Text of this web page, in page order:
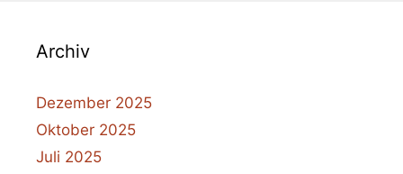
Archiv
Dezember 2025
Oktober 2025
Juli 2025